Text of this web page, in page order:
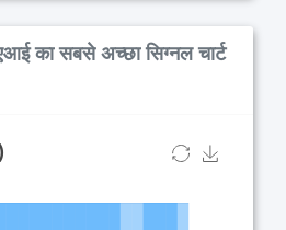
का सबसे अच्छा सिग्नल चार्ट